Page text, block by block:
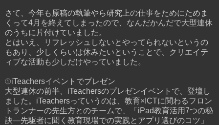
さて、今年も原稿の執筆やら研究上の仕事をためにためま
くって4月を終えてしまったので、なんだかんだで大型連休
のうちに片付けていました。
とはいえ、リフレッシュしないとやってられないというの
もあり、少しくらいは休みたいということで、クリエイテ
ィブな活動も少しだけやっていました。
①iTeachersイベントでプレゼン
大型連休の前半、iTeachersのプレゼンイベントで、登壇し
ました。iTeachersっていうのは、教育×ICTに関わるフロン
トランナーの先生方とのチームで、「iPad教育活用7つの秘
訣―先駆者に聞く教育現場での実践とアプリ選びのコツ」